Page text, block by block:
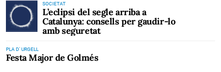
SOCIETAT
L’eclipsi del segle arriba a
Catalunya: consells per gaudir-lo
amb seguretat
PLA D' URGELL
Festa Major de Golmés